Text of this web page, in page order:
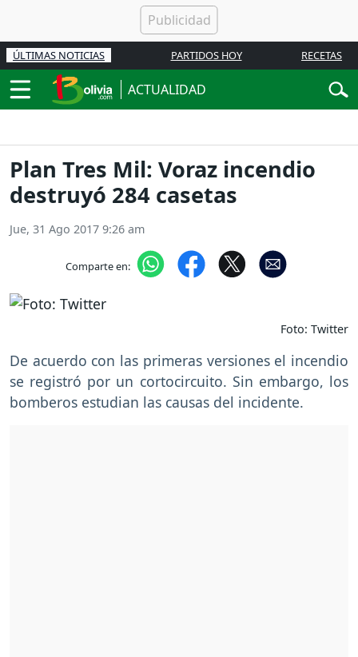
ÚLTIMAS NOTICIAS PARTIDOS HOY RECETAS
ACTUALIDAD
Plan Tres Mil: Voraz incendio
destruyó 284 casetas
Jue, 31 Ago 2017 9:26 am
Comparte en:
Foto: Twitter
De acuerdo con las primeras versiones el incendio
se registró por un cortocircuito. Sin embargo, los
bomberos estudian las causas del incidente.